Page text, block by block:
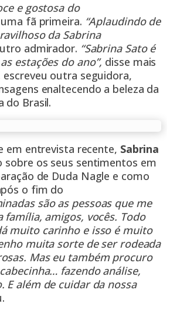
e gostosa do
fã primeira. “Aplaudindo de
da Sabrina
admirador. “Sabrina Sato é
estações do ano”, disse mais
escreveu outra seguidora,
enaltecendo a beleza da
do Brasil.
em entrevista recente, Sabrina
sobre os seus sentimentos em
de Duda Nagle e como
o fim do
são as pessoas que me
família, amigos, vocês. Todo
muito carinho e isso é muito
muita sorte de ser rodeada
Mas eu também procuro
fazendo análise,
E além de cuidar da nossa